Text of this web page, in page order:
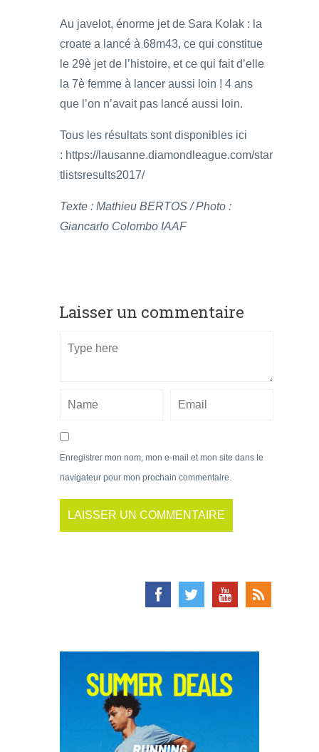
Au javelot, énorme jet de Sara Kolak : la
croate a lancé à 68m43, ce qui constitue
le 29è jet de l’histoire, et ce qui fait d’elle
la 7è femme à lancer aussi loin ! 4 ans
que l’on n’avait pas lancé aussi loin.
Tous les résultats sont disponibles ici
: https://lausanne.diamondleague.com/star
tlistsresults2017/
Texte : Mathieu BERTOS / Photo :
Giancarlo Colombo IAAF
Laisser un commentaire
Enregistrer mon nom, mon e-mail et mon site dans le
navigateur pour mon prochain commentaire.